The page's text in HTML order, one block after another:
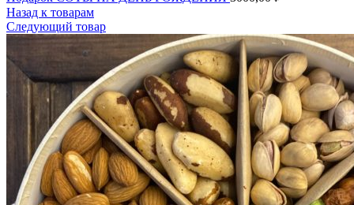
Назад к товарам
Следующий товар